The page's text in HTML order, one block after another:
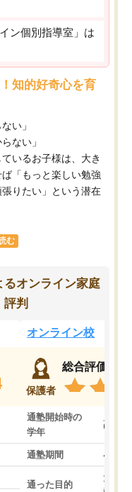
ン個別指導室」は
知的好奇心を育
い」
ない」
いるお子様は、大き
「もっと楽しい勉強
りたい」という潜在
む
オンライン家庭
判
オンライン校
保護者
総合評価
通塾開始時の
学年
高3
通塾期間 4ヵ月
通った目的
大学